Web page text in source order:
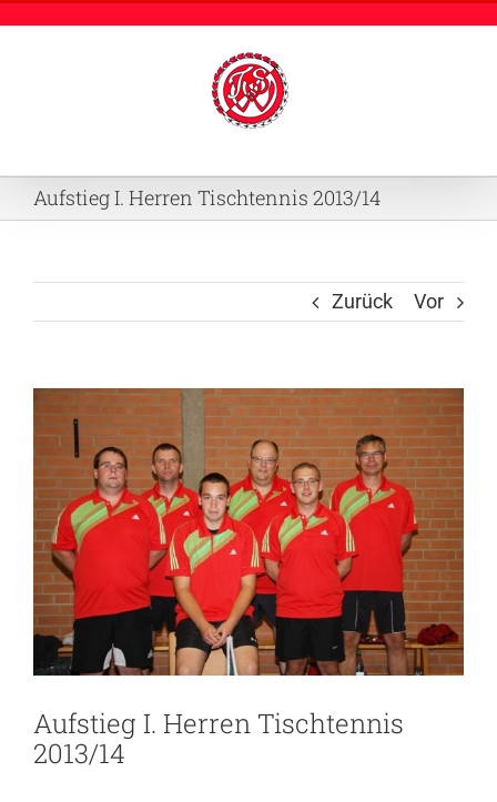
Aufstieg I. Herren Tischtennis 2013/14
Zurück Vor
Zeige
grösseres
Bild
Aufstieg I. Herren Tischtennis
2013/14